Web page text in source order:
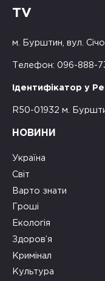
TV
м. Бурштин, вул.
Телефон: 096-888-
Ідентифікатор у
R50-01932 м.
НОВИНИ
Україна
Світ
Варто знати
Гроші
Екологія
Здоров’я
Кримінал
Культура